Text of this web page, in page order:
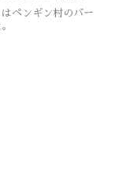
ペンギン村のバー